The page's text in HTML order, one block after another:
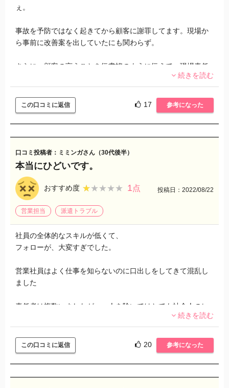
ぇ。
事故を予防ではなく起きてから顧客に謝罪してます。現場か
ら事前に改善案を出していたにも関わらず。
さらに、顧客の言うことを伝書鳩のように伝えて、現場責任
者やスタッフに命令とか。自分はやらないし、やってもミス
ばかりで存在価値ありません。
責任者の方は相当困ってました。
本当に心身疲れます。
続きを読む
この口コミに返信 17 参考になった
口コミ投稿者：ミミンガさん（30代後半）
本当にひどいです。
おすすめ度 ★★★★★
★★★★★ 1点 投稿日：2022/08/22
営業担当 派遣トラブル
社員の全体的なスキルが低くて、
フォローが、大変すぎでした。
営業社員はよく仕事を知らないのに口出しをしてきて混乱し
ました
責任者は複数いましたが、一人を除いてはとても社会人のレ
まともじゃない責任者と営業は、現場作業に口出しをして、
朝令暮改で混乱させるだけでした。
そして、残業の強制とか理解できませんでした。
まともな人に聞くのですがその人は疲れ切ってます。もうこ
こでは働かないといってました。
続きを読む
この口コミに返信 20 参考になった